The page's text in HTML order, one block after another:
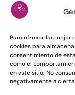
Para ofrecer las
cookies para
consentimiento de
como el
en este sitio. No
negativamente a